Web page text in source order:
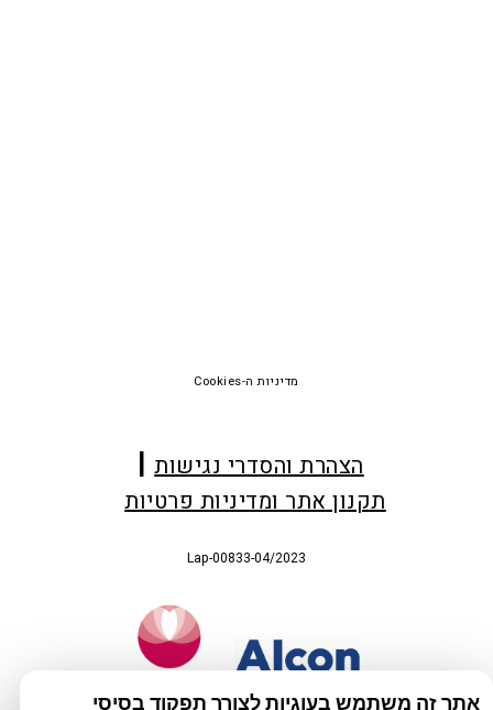
הצהרת והסדרי נגישות
תקנון אתר ומדיניות פרטיות
Lap-00833-04/2023
מדיניות ה-Cookies
אתר זה משתמש בעוגיות לצורך תפקוד בסיסי